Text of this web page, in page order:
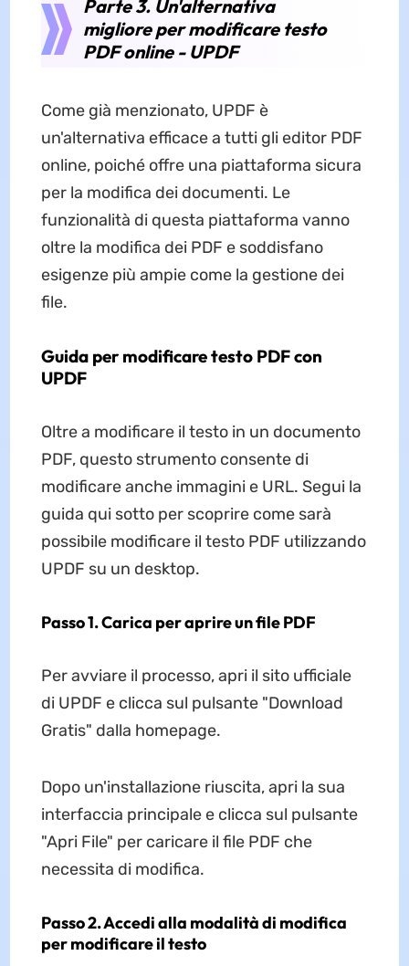
Parte 3. Un'alternativa
migliore per modificare testo
PDF online - UPDF
Come già menzionato, UPDF è
un'alternativa efficace a tutti gli editor PDF
online, poiché offre una piattaforma sicura
per la modifica dei documenti. Le
funzionalità di questa piattaforma vanno
oltre la modifica dei PDF e soddisfano
esigenze più ampie come la gestione dei
file.
Guida per modificare testo PDF con
UPDF
Oltre a modificare il testo in un documento
PDF, questo strumento consente di
modificare anche immagini e URL. Segui la
guida qui sotto per scoprire come sarà
possibile modificare il testo PDF utilizzando
UPDF su un desktop.
Passo 1. Carica per aprire un file PDF
Per avviare il processo, apri il sito ufficiale
di UPDF e clicca sul pulsante "Download
Gratis" dalla homepage.
Dopo un'installazione riuscita, apri la sua
interfaccia principale e clicca sul pulsante
"Apri File" per caricare il file PDF che
necessita di modifica.
Passo 2. Accedi alla modalità di modifica
per modificare il testo